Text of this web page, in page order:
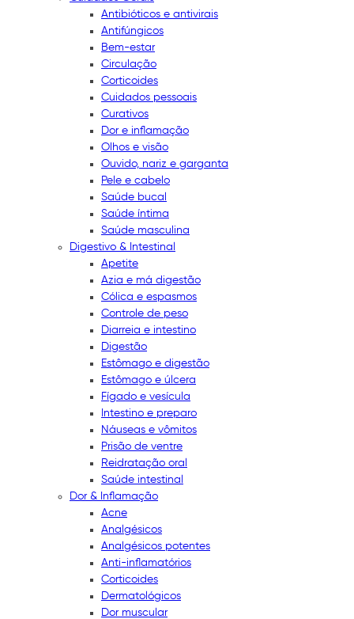
Antibióticos e antivirais
Antifúngicos
Bem-estar
Circulação
Corticoides
Cuidados pessoais
Curativos
Dor e inflamação
Olhos e visão
Ouvido, nariz e garganta
Pele e cabelo
Saúde bucal
Saúde íntima
Saúde masculina
Digestivo & Intestinal
Apetite
Azia e má digestão
Cólica e espasmos
Controle de peso
Diarreia e intestino
Digestão
Estômago e digestão
Estômago e úlcera
Fígado e vesícula
Intestino e preparo
Náuseas e vômitos
Prisão de ventre
Reidratação oral
Saúde intestinal
Dor & Inflamação
Acne
Analgésicos
Analgésicos potentes
Anti-inflamatórios
Corticoides
Dermatológicos
Dor muscular